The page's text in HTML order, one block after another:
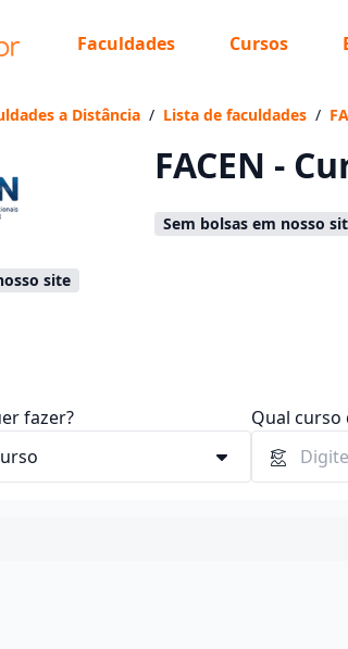
Faculdades Cursos
Vamos te guiar no
a Distância / Lista de faculdades /
site
FACEN -
Sem bolsas em nosso
fazer? Qual curso